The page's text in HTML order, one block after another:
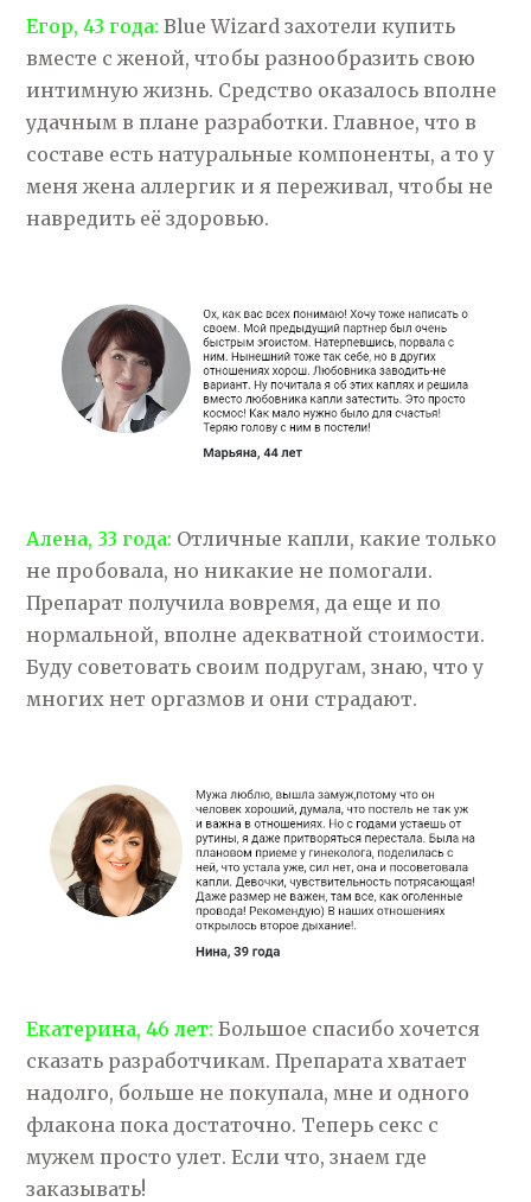
Егор, 43 года: Blue Wizard захотели купить
вместе с женой, чтобы разнообразить свою
интимную жизнь. Средство оказалось вполне
удачным в плане разработки. Главное, что в
составе есть натуральные компоненты, а то у
меня жена аллергик и я переживал, чтобы не
навредить её здоровью.
Алена, 33 года: Отличные капли, какие только
не пробовала, но никакие не помогали.
Препарат получила вовремя, да еще и по
нормальной, вполне адекватной стоимости.
Буду советовать своим подругам, знаю, что у
многих нет оргазмов и они страдают.
Екатерина, 46 лет: Большое спасибо хочется
сказать разработчикам. Препарата хватает
надолго, больше не покупала, мне и одного
флакона пока достаточно. Теперь секс с
мужем просто улет. Если что, знаем где
заказывать!